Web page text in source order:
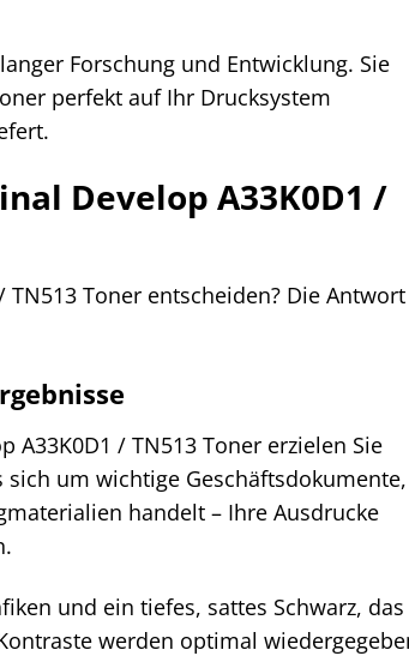
Forschung und Entwicklung. Sie
perfekt auf Ihr Drucksystem
Develop A33K0D1 /
Toner entscheiden? Die
/ TN513 Toner erzielen Sie
um wichtige Geschäftsdokumente,
handelt – Ihre Ausdrucke
und ein tiefes, sattes Schwarz,
werden optimal